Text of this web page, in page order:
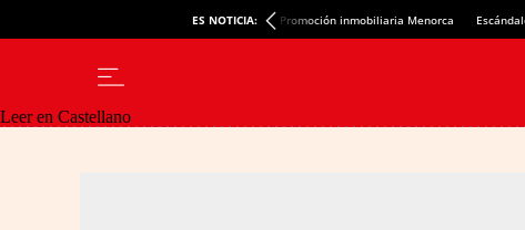
ES NOTICIA: Promoción inmobiliaria Menorca
Leer en Castellano